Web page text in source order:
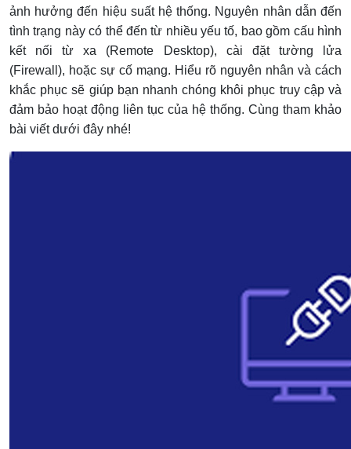
ảnh hưởng đến hiệu suất hệ thống. Nguyên nhân dẫn đến
tình trạng này có thể đến từ nhiều yếu tố, bao gồm cấu hình
kết nối từ xa (Remote Desktop), cài đặt tường lửa
(Firewall), hoặc sự cố mạng. Hiểu rõ nguyên nhân và cách
khắc phục sẽ giúp bạn nhanh chóng khôi phục truy cập và
đảm bảo hoạt động liên tục của hệ thống. Cùng tham khảo
bài viết dưới đây nhé!